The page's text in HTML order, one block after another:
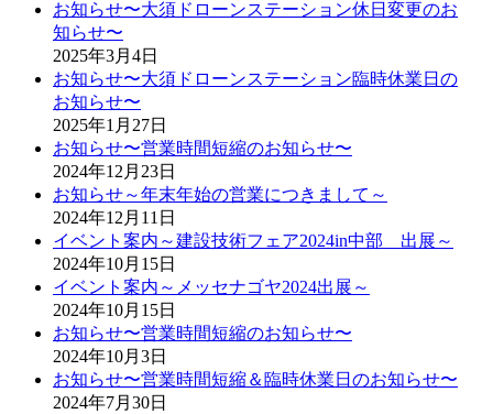
お知らせ〜大須ドローンステーション休日変更のお
知らせ〜
2025年3月4日
お知らせ〜大須ドローンステーション臨時休業日の
お知らせ〜
2025年1月27日
お知らせ〜営業時間短縮のお知らせ〜
2024年12月23日
お知らせ～年末年始の営業につきまして～
2024年12月11日
イベント案内～建設技術フェア2024in中部 出展～
2024年10月15日
イベント案内～メッセナゴヤ2024出展～
2024年10月15日
お知らせ〜営業時間短縮のお知らせ〜
2024年10月3日
お知らせ〜営業時間短縮＆臨時休業日のお知らせ〜
2024年7月30日